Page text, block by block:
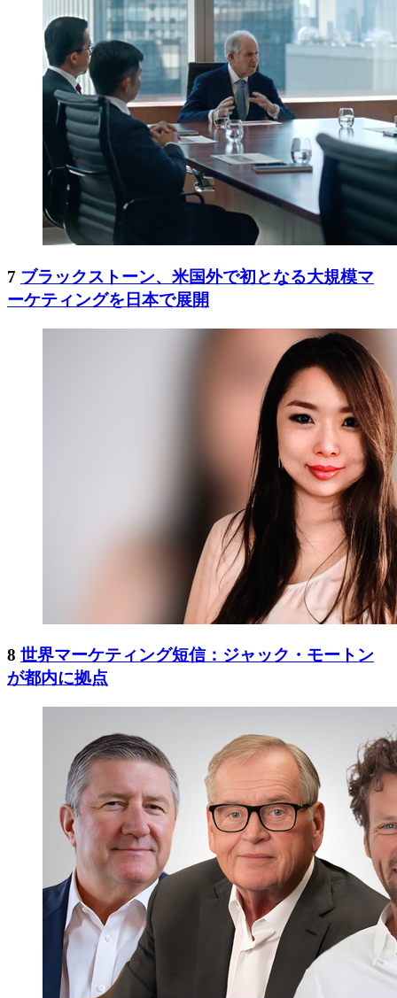
7 ブラックストーン、米国外で初となる大規模マ
ーケティングを日本で展開
8 世界マーケティング短信：ジャック・モートン
が都内に拠点